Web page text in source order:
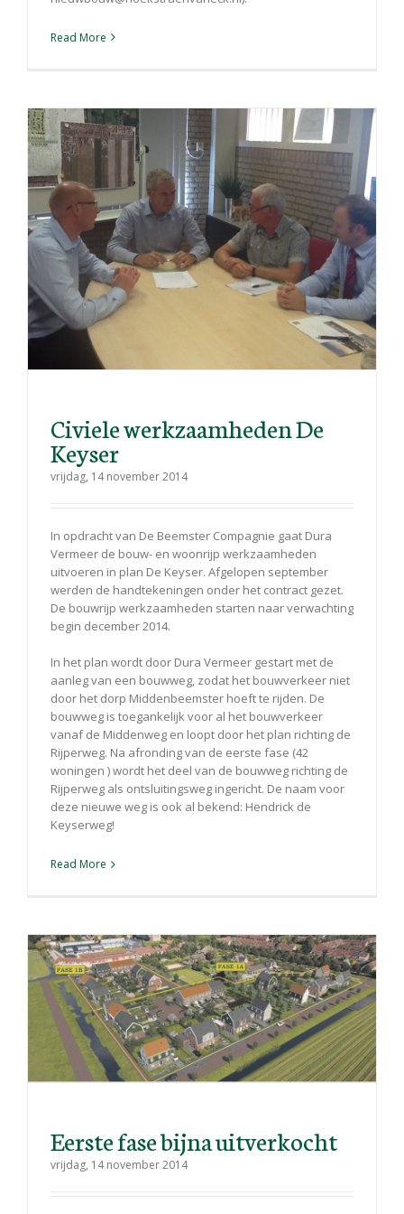
Read More
Civiele werkzaamheden De
Keyser
vrijdag, 14 november 2014
In opdracht van De Beemster Compagnie gaat Dura
Vermeer de bouw- en woonrijp werkzaamheden
uitvoeren in plan De Keyser. Afgelopen september
werden de handtekeningen onder het contract gezet.
De bouwrijp werkzaamheden starten naar verwachting
begin december 2014.
In het plan wordt door Dura Vermeer gestart met de
aanleg van een bouwweg, zodat het bouwverkeer niet
door het dorp Middenbeemster hoeft te rijden. De
bouwweg is toegankelijk voor al het bouwverkeer
vanaf de Middenweg en loopt door het plan richting de
Rijperweg. Na afronding van de eerste fase (42
woningen ) wordt het deel van de bouwweg richting de
Rijperweg als ontsluitingsweg ingericht. De naam voor
deze nieuwe weg is ook al bekend: Hendrick de
Keyserweg!
Read More
Eerste fase bijna uitverkocht
vrijdag, 14 november 2014